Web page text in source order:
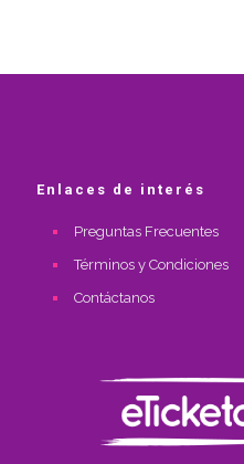
Enlaces de interés
Preguntas Frecuentes
Términos y Condiciones
Contáctanos